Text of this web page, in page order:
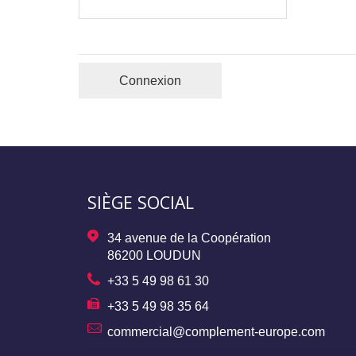
Connexion
SIÈGE SOCIAL
34 avenue de la Coopération
86200 LOUDUN
+33 5 49 98 61 30
+33 5 49 98 35 64
commercial@complement-europe.com